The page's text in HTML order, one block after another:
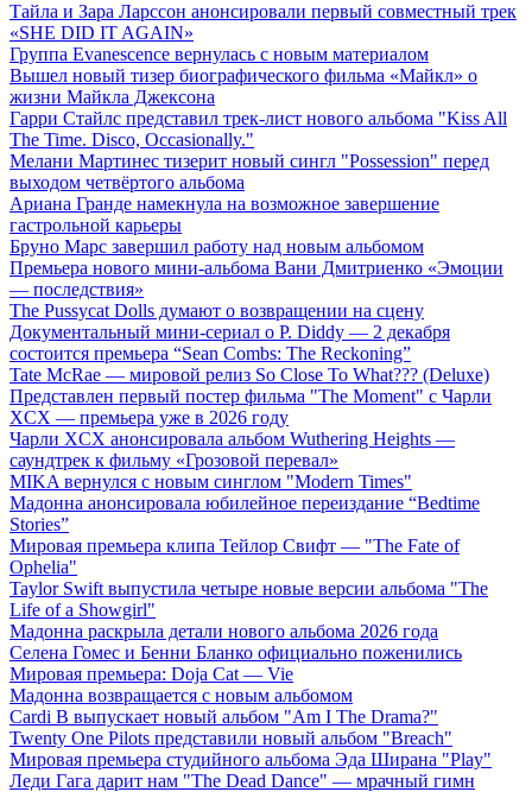
Тайла и Зара Ларссон анонсировали первый совместный трек
«SHE DID IT AGAIN»
Группа Evanescence вернулась с новым материалом
Вышел новый тизер биографического фильма «Майкл» о
жизни Майкла Джексона
Гарри Стайлс представил трек-лист нового альбома "Kiss All
The Time. Disco, Occasionally."
Мелани Мартинес тизерит новый сингл "Possession" перед
выходом четвёртого альбома
Ариана Гранде намекнула на возможное завершение
гастрольной карьеры
Бруно Марс завершил работу над новым альбомом
Премьера нового мини-альбома Вани Дмитриенко «Эмоции
— последствия»
The Pussycat Dolls думают о возвращении на сцену
Документальный мини-сериал о P. Diddy — 2 декабря
состоится премьера “Sean Combs: The Reckoning”
Tate McRae — мировой релиз So Close To What??? (Deluxe)
Представлен первый постер фильма "The Moment" с Чарли
XCX — премьера уже в 2026 году
Чарли XCX анонсировала альбом Wuthering Heights —
саундтрек к фильму «Грозовой перевал»
MIKA вернулся с новым синглом "Modern Times"
Мадонна анонсировала юбилейное переиздание “Bedtime
Stories”
Мировая премьера клипа Тейлор Свифт — "The Fate of
Ophelia"
Taylor Swift выпустила четыре новые версии альбома "The
Life of a Showgirl"
Мадонна раскрыла детали нового альбома 2026 года
Селена Гомес и Бенни Бланко официально поженились
Мировая премьера: Doja Cat — Vie
Мадонна возвращается с новым альбомом
Cardi B выпускает новый альбом "Am I The Drama?"
Twenty One Pilots представили новый альбом "Breach"
Мировая премьера студийного альбома Эда Ширана "Play"
Леди Гага дарит нам "The Dead Dance" — мрачный гимн